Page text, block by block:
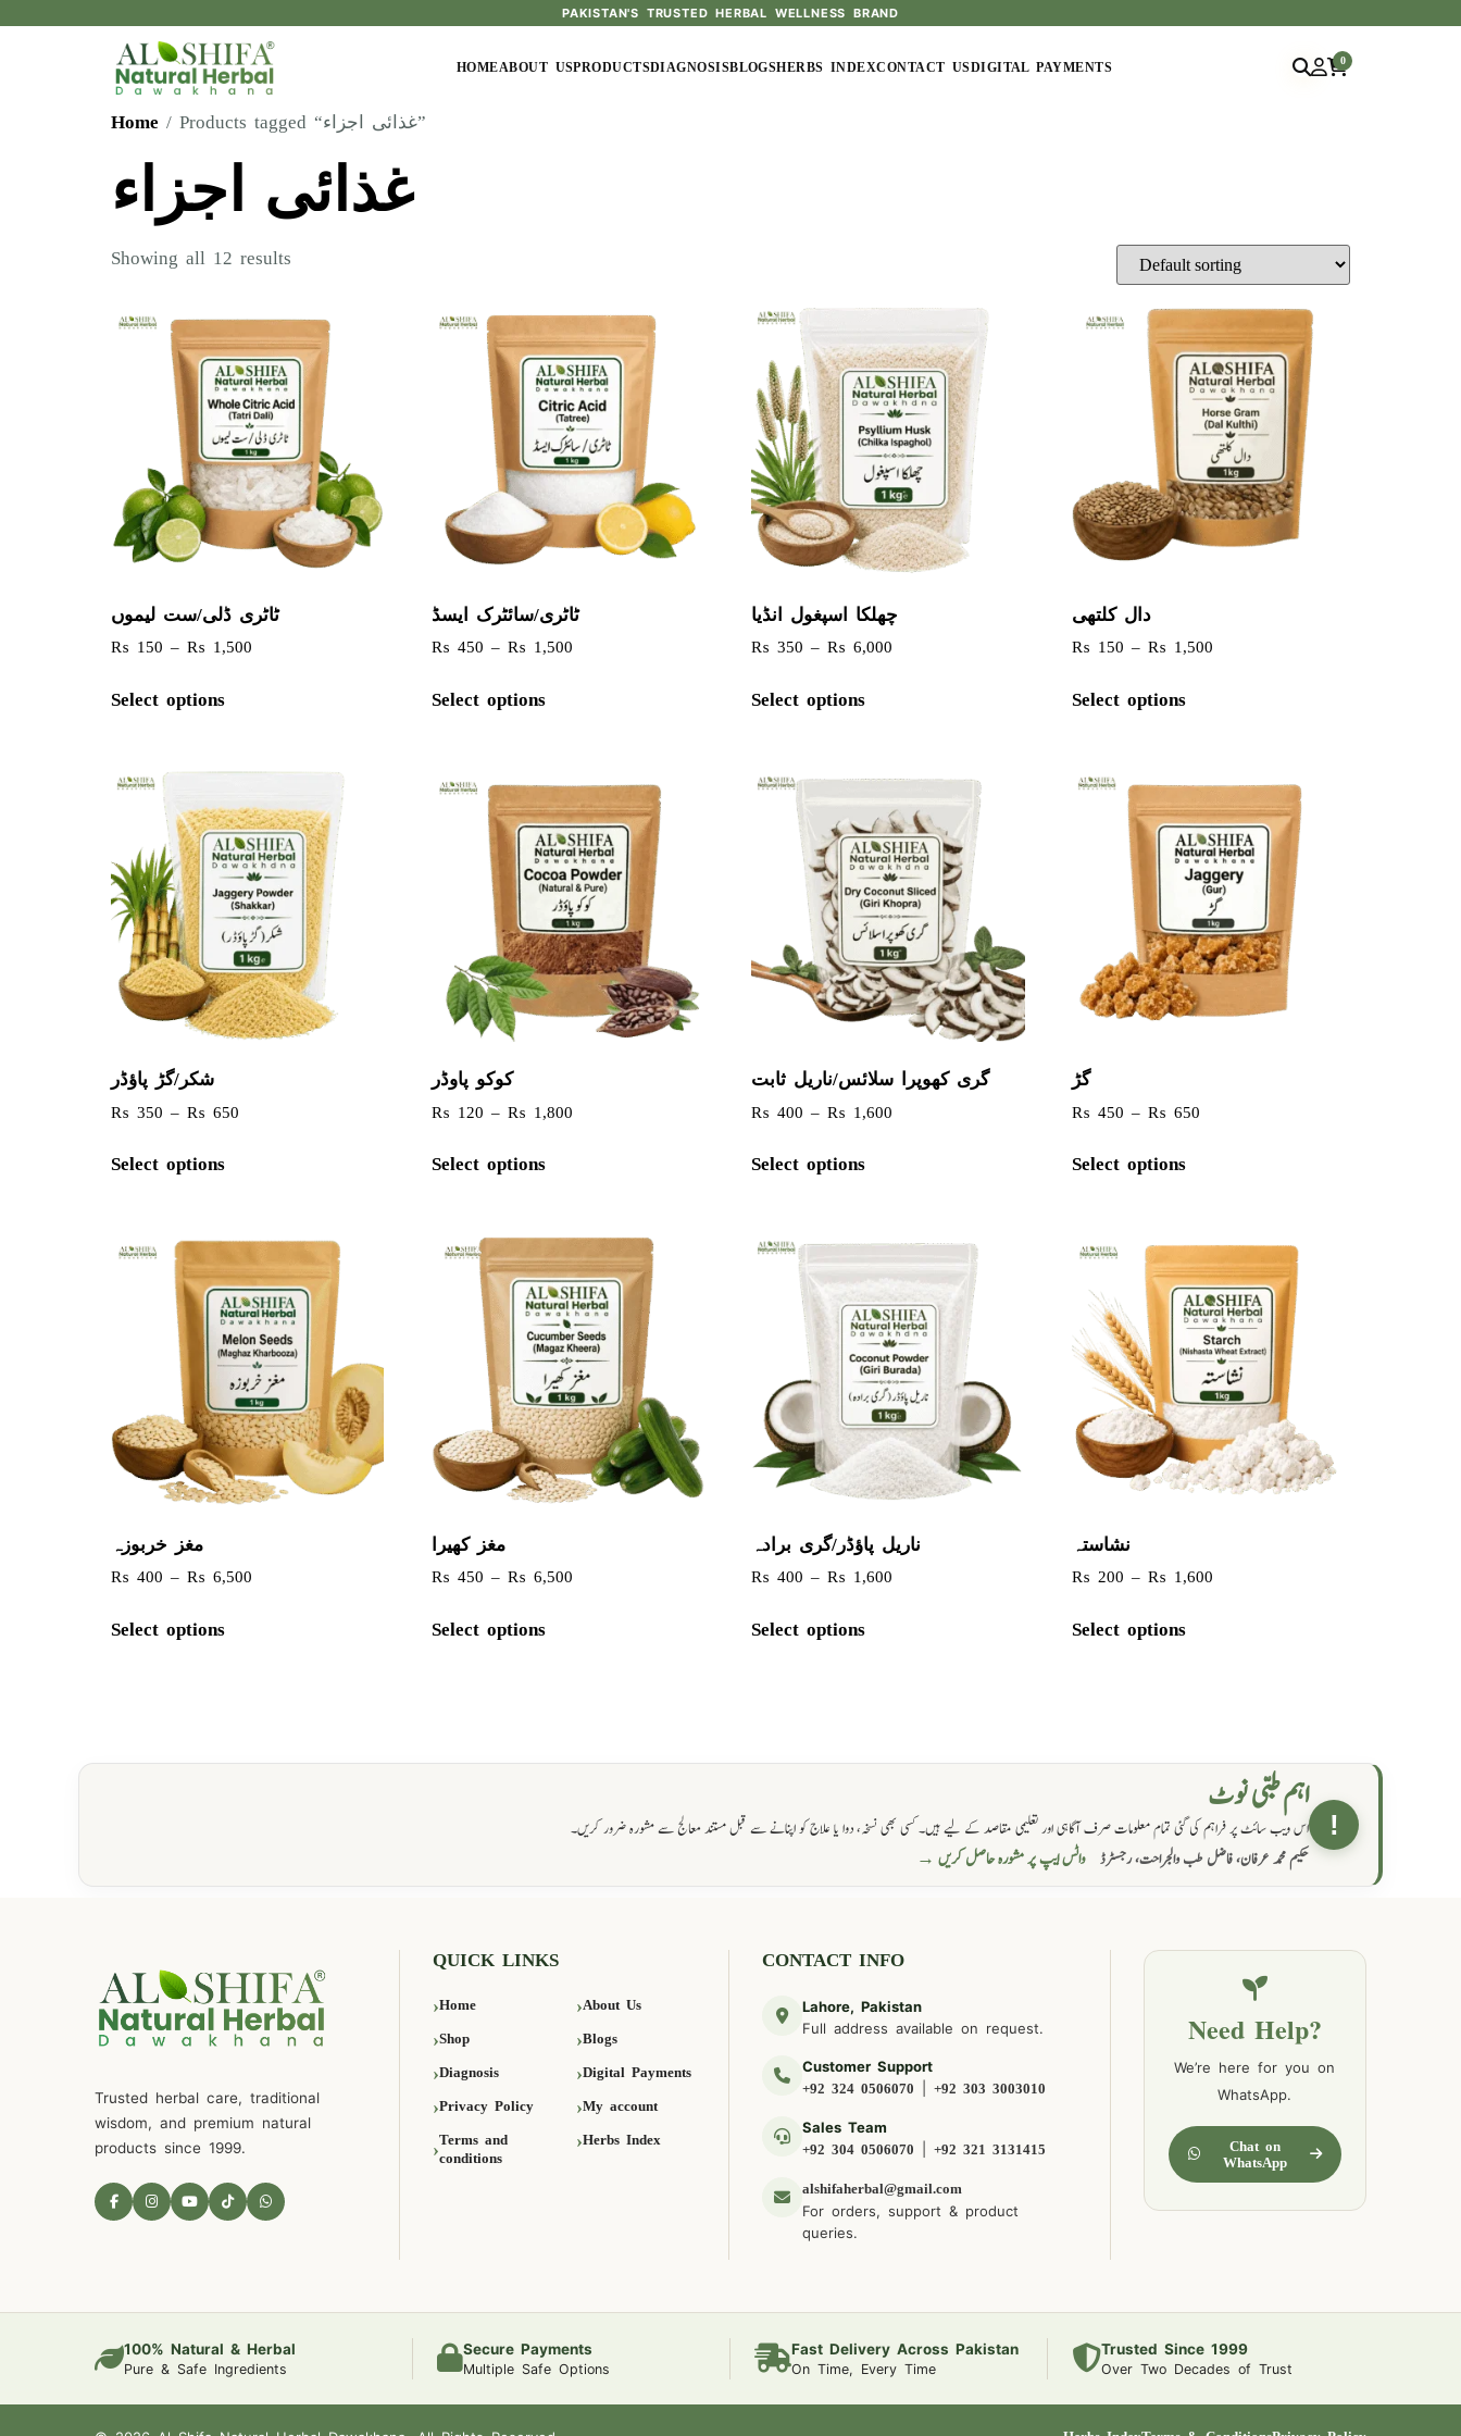
PAKISTAN'S TRUSTED HERBAL WELLNESS BRAND
HOMEABOUT USPRODUCTSDIAGNOSISBLOGSHERBS INDEXCONTACT USDIGITAL PAYMENTS
0
Home / Products tagged “غذائی اجزاء”
غذائی اجزاء
Showing all 12 results
ٹاٹری ڈلی/ست لیموں
₨ 150 – ₨ 1,500
Select options
ٹاٹری/سائٹرک ایسڈ
₨ 450 – ₨ 1,500
Select options
چھلکا اسپغول انڈیا
₨ 350 – ₨ 6,000
Select options
دال کلتھی
₨ 150 – ₨ 1,500
Select options
شکر/گڑ پاؤڈر
₨ 350 – ₨ 650
Select options
کوکو پاوڈر
₨ 120 – ₨ 1,800
Select options
گری کھوپرا سلائس/ناریل ثابت
₨ 400 – ₨ 1,600
Select options
گڑ
₨ 450 – ₨ 650
Select options
مغز خربوزہ
₨ 400 – ₨ 6,500
Select options
مغز کھیرا
₨ 450 – ₨ 6,500
Select options
ناریل پاؤڈر/گری برادہ
₨ 400 – ₨ 1,600
Select options
نشاستہ
₨ 200 – ₨ 1,600
Select options
!
اہم طبی نوٹ
اس ویب سائٹ پر فراہم کی گئی تمام معلومات صرف آگاہی اور تعلیمی مقاصد کے لیے ہیں۔ کسی بھی نسخہ، دوا یا علاج کو اپنانے سے قبل مستند معالج سے مشورہ ضرور کریں۔
حکیم محمد عرفان، فاضل طب والجراحت، رجسٹرڈ واٹس ایپ پر مشورہ حاصل کریں →
Trusted herbal care, traditional
wisdom, and premium natural
products since 1999.
QUICK LINKS
Home About Us
Shop Blogs
Diagnosis Digital Payments
Privacy Policy My account
Terms and
conditions
Herbs Index
CONTACT INFO
Lahore, Pakistan
Full address available on request.
Customer Support
+92 324 0506070 |+92 303 3003010
Sales Team
+92 304 0506070 |+92 321 3131415
alshifaherbal@gmail.com
For orders, support & product
queries.
Need Help?
We’re here for you on
WhatsApp.
Chat on
WhatsApp
100% Natural & Herbal
Pure & Safe Ingredients
Secure Payments
Multiple Safe Options
Fast Delivery Across Pakistan
On Time, Every Time
Trusted Since 1999
Over Two Decades of Trust